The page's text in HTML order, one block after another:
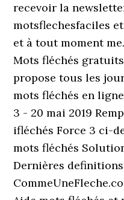
recevoir la
motsflechesfaciles
et à tout moment
Mots fléchés
propose tous les
mots fléchés en
3 - 20 mai 2019
ifléchés Force 3 ci-
mots fléchés
Dernières